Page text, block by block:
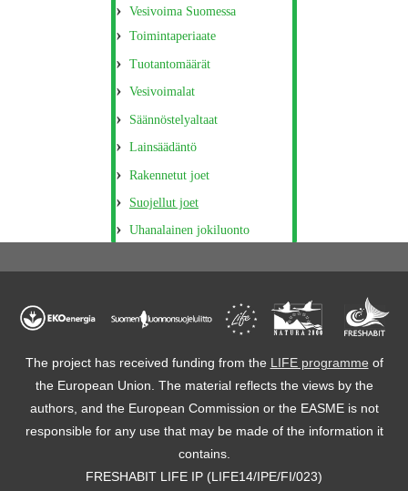
Vesivoima Suomessa
Toimintaperiaate
Tuotantomäärät
Vesivoimalat
Säännöstelyaltaat
Lainsäädäntö
Rakennetut joet
Suojellut joet
Uhanalainen jokiluonto
The project has received funding from the LIFE programme of
the European Union. The material reflects the views by the
authors, and the European Commission or the EASME is not
responsible for any use that may be made of the information it
contains.
FRESHABIT LIFE IP (LIFE14/IPE/FI/023)